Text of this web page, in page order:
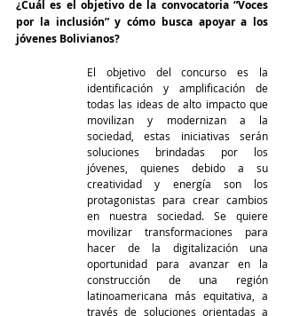
¿Cuál es el objetivo de la convocatoria “Voces
por la inclusión” y cómo busca apoyar a los
jóvenes Bolivianos?
El objetivo del concurso es la
identificación y amplificación de
todas las ideas de alto impacto que
movilizan y modernizan a la
sociedad, estas iniciativas serán
soluciones brindadas por los
jóvenes, quienes debido a su
creatividad y energía son los
protagonistas para crear cambios
en nuestra sociedad. Se quiere
movilizar transformaciones para
hacer de la digitalización una
oportunidad para avanzar en la
construcción de una región
latinoamericana más equitativa, a
través de soluciones orientadas a